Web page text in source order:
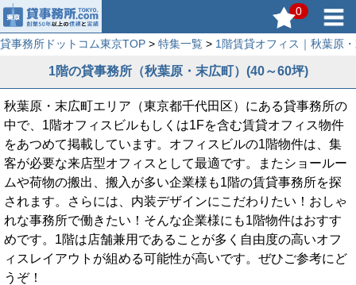
0
貸事務所ドットコム東京TOP > 特集一覧 > 1階賃貸オフィス｜秋葉原
1階の貸事務所（秋葉原・末広町）(40～60坪)
秋葉原・末広町エリア（東京都千代田区）にある貸事務所の
中で、1階オフィスビルもしくは1Fを含む賃貸オフィス物件
をあつめて掲載しています。オフィスビルの1階物件は、集
客が必要な来店型オフィスとして最適です。またショールー
ムや荷物の搬出、搬入が多い企業様も1階の賃貸事務所を探
されます。さらには、内装デザインにこだわりたい！おしゃ
れな事務所で働きたい！そんな企業様にも1階物件はおすす
めです。1階は店舗兼用であることが多く自由度の高いオフ
ィスレイアウトが組める可能性が高いです。ぜひご参考にど
うぞ！